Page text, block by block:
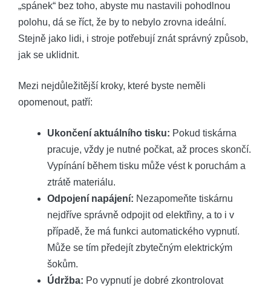
„spánek“ bez toho, abyste mu nastavili pohodlnou
polohu, dá se říct, že by to nebylo zrovna ideální.
Stejně jako lidi, i stroje potřebují znát správný způsob,
jak se uklidnit.
Mezi nejdůležitější kroky, které byste neměli
opomenout, patří:
Ukončení aktuálního tisku: Pokud tiskárna
pracuje, vždy je nutné počkat, až proces skončí.
Vypínání během tisku může vést k poruchám a
ztrátě materiálu.
Odpojení napájení: Nezapomeňte tiskárnu
nejdříve správně odpojit od elektřiny, a to i v
případě, že má funkci automatického vypnutí.
Může se tím předejít zbytečným elektrickým
šokům.
Údržba: Po vypnutí je dobré zkontrolovat